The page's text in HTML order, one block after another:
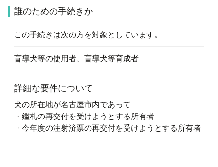
誰のための手続きか
この手続きは次の方を対象としています。
盲導犬等の使用者、盲導犬等育成者
詳細な要件について
犬の所在地が名古屋市内であって
・鑑札の再交付を受けようとする所有者
・今年度の注射済票の再交付を受けようとする所有者